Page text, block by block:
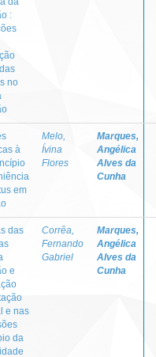
:
no
à
em
Melo,
Ívina
Flores
Marques,
Angélica
Alves da
Cunha
das
e
e nas
da
Corrêa,
Fernando
Gabriel
Marques,
Angélica
Alves da
Cunha